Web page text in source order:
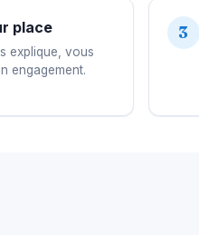
place
explique, vous
engagement.
3